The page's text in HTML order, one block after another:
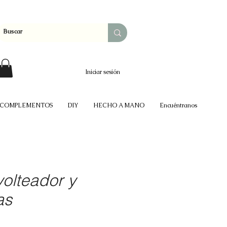
Iniciar sesión
DIY HECHO A MANO Encuéntranos
y